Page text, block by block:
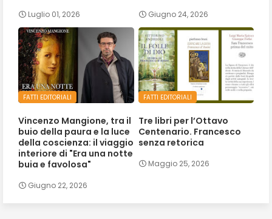
Luglio 01, 2026 Giugno 24, 2026
FATTI EDITORIALI
Vincenzo Mangione, tra il
buio della paura e la luce
della coscienza: il viaggio
interiore di "Era una notte
buia e favolosa"
Giugno 22, 2026
FATTI EDITORIALI
Tre libri per l’Ottavo
Centenario. Francesco
senza retorica
Maggio 25, 2026